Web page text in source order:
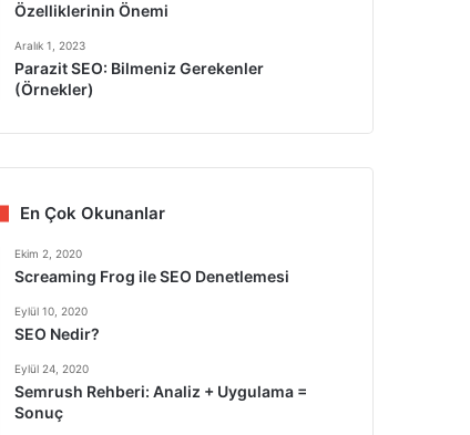
Özelliklerinin Önemi
Aralık 1, 2023
Parazit SEO: Bilmeniz Gerekenler
(Örnekler)
En Çok Okunanlar
Ekim 2, 2020
Screaming Frog ile SEO Denetlemesi
Eylül 10, 2020
SEO Nedir?
Eylül 24, 2020
Semrush Rehberi: Analiz + Uygulama =
Sonuç